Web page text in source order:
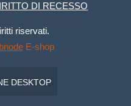
DI RECESSO
riservati.
E-shop
DESKTOP